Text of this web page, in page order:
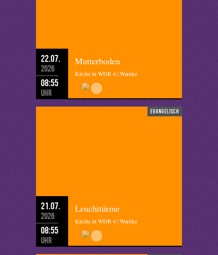
22.07.
2026
08:55
Uhr
Mutterboden
Kirche in WDR 4 | Warnke
evangelisch
21.07.
2026
08:55
Uhr
Leuchttürme
Kirche in WDR 4 | Warnke